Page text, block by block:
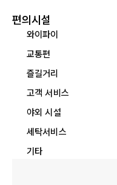
편의시설
와이파이
교통편
즐길거리
고객 서비스
야외 시설
세탁서비스
기타